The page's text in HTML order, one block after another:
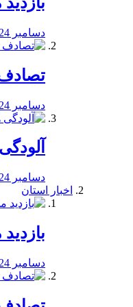
دسامبر 24, 2019
دسامبر 24, 2019
دسامبر 24, 2019
اخبار استان
دسامبر 24, 2019